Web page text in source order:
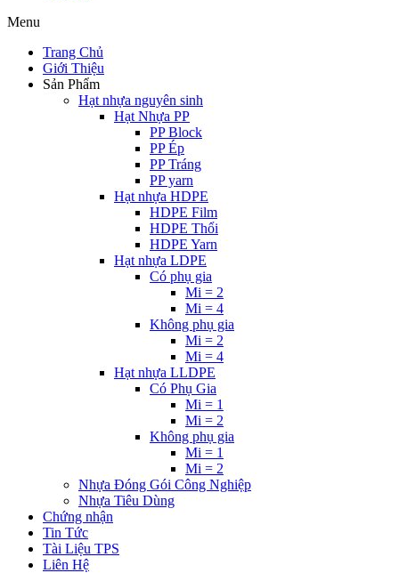
Menu
Trang Chủ
Giới Thiệu
Sản Phẩm
Hạt nhựa nguyên sinh
Hạt Nhựa PP
PP Block
PP Ép
PP Tráng
PP yarn
Hạt nhựa HDPE
HDPE Film
HDPE Thổi
HDPE Yarn
Hạt nhựa LDPE
Có phụ gia
Mi = 2
Mi = 4
Không phụ gia
Mi = 2
Mi = 4
Hạt nhựa LLDPE
Có Phụ Gia
Mi = 1
Mi = 2
Không phụ gia
Mi = 1
Mi = 2
Nhựa Đóng Gói Công Nghiệp
Nhựa Tiêu Dùng
Chứng nhận
Tin Tức
Tài Liệu TPS
Liên Hệ